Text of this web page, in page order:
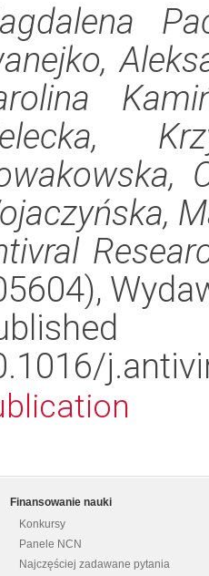
Finansowanie nauki
Konkursy
Panele NCN
Najczęściej zadawane pytania